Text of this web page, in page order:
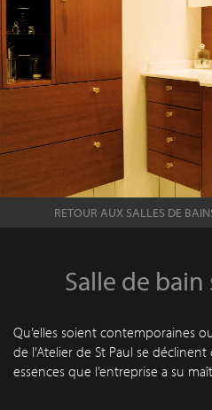
RETOUR AUX SALLES DE
Salle de
Qu’elles soient contemporaines
de l’Atelier de St Paul se
essences que l’entreprise a su